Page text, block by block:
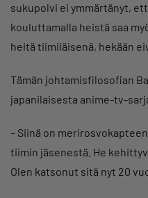
sukupolvi ei ymmärtänyt,
kouluttamalla heistä saa
heitä tiimiläisenä, hekään
Tämän johtamisfilosofian
japanilaisesta anime-tv-
– Siinä on
tiimin jäsenestä. He
Olen katsonut sitä nyt 20